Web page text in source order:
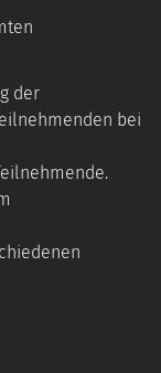
der
bei